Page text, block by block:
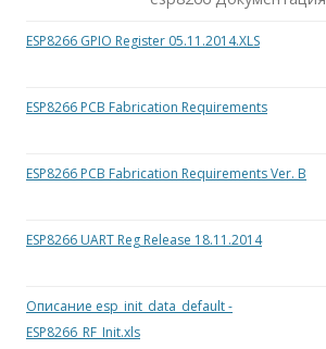
ESP8266 GPIO Register 05.11.2014.XLS
ESP8266 PCB Fabrication Requirements
ESP8266 PCB Fabrication Requirements Ver. B
ESP8266 UART Reg Release 18.11.2014
Описание esp_init_data_default -
ESP8266_RF_Init.xls